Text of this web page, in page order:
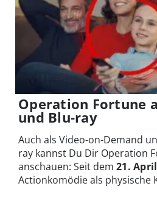
Operation Fortune
und Blu-ray
Auch als Video-on-Demand
ray kannst Du Dir Operation
anschauen: Seit dem 21.
Actionkomödie als physische